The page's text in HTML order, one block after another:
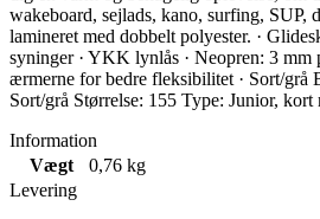
wakeboard, sejlads, kano, surfing, SUP,
lamineret med dobbelt polyester. ·
syninger · YKK lynlås · Neopren: 3 mm
ærmerne for bedre fleksibilitet · Sort/grå
Sort/grå Størrelse: 155 Type: Junior, kort
Information
Vægt
0,76 kg
Levering